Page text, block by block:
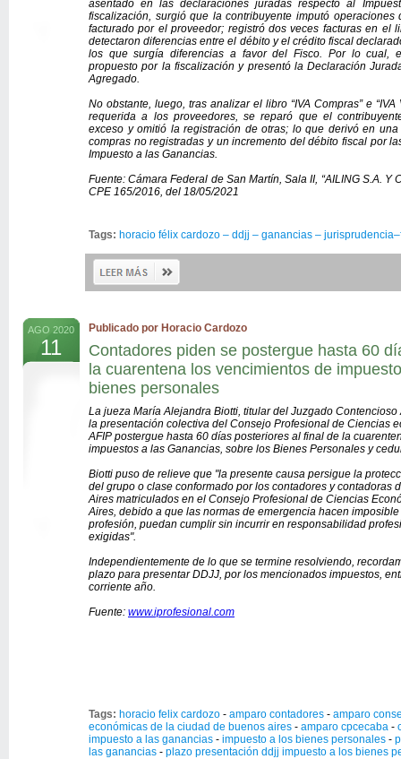
asentado en las declaraciones juradas respecto al
fiscalización, surgió que la contribuyente imputó
facturado por el proveedor; registró dos veces facturas en el
detectaron diferencias entre el débito y el crédito fiscal
los que surgía diferencias a favor del Fisco. Por lo cual,
propuesto por la fiscalización y presentó la Declaración
Agregado.
No obstante, luego, tras analizar el libro “IVA Compras” e
requerida a los proveedores, se reparó que el
exceso y omitió la registración de otras; lo que derivó en
compras no registradas y un incremento del débito fiscal por
Impuesto a las Ganancias.
Fuente: Cámara Federal de San Martín, Sala II, “AILING S.A. Y
CPE 165/2016, del 18/05/2021
Tags: horacio félix cardozo – ddjj – ganancias –
AGO 2020
11
Publicado por Horacio Cardozo
Contadores piden se postergue hasta 60
la cuarentena los vencimientos de
bienes personales
La jueza María Alejandra Biotti, titular del Juzgado
la presentación colectiva del Consejo Profesional de Ciencias
AFIP postergue hasta 60 días posteriores al final de la
impuestos a las Ganancias, sobre los Bienes Personales y
Biotti puso de relieve que "la presente causa persigue la
del grupo o clase conformado por los contadores y contadoras
Aires matriculados en el Consejo Profesional de Ciencias
Aires, debido a que las normas de emergencia hacen
profesión, puedan cumplir sin incurrir en responsabilidad
exigidas".
Independientemente de lo que se termine resolviendo,
plazo para presentar DDJJ, por los mencionados impuestos,
corriente año.
Fuente: www.iprofesional.com
Tags: horacio felix cardozo - amparo contadores - amparo
económicas de la ciudad de buenos aires - amparo cpcecaba -
impuesto a las ganancias - impuesto a los bienes personales -
las ganancias - plazo presentación ddjj impuesto a los bienes